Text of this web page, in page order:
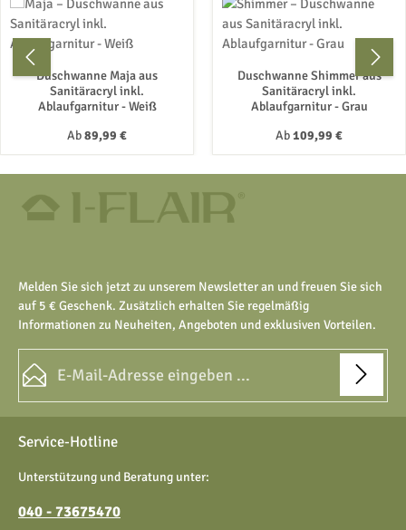
Duschwanne Maja aus
Sanitäracryl inkl.
Ablaufgarnitur - Weiß
Regulärer Preis:
Ab89,99 €
Duschwanne Shimmer aus
Sanitäracryl inkl.
Ablaufgarnitur - Grau
Regulärer Preis:
Ab109,99 €
Melden Sie sich jetzt zu unserem Newsletter an und freuen Sie sich
auf 5 € Geschenk. Zusätzlich erhalten Sie regelmäßig
Informationen zu Neuheiten, Angeboten und exklusiven Vorteilen.
Datenschutz
Ich habe dieDatenschutzbestimmungen
genommen und dieAGBgelesen und bin mit ihnen
Die mit einem Stern (*) markierten Felder sind Pflichtfelder.
Service-Hotline
Unterstützung und Beratung unter:
040 - 73675470